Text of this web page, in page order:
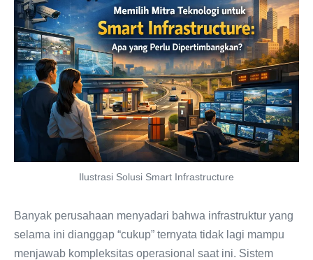
Ilustrasi Solusi Smart Infrastructure
Banyak perusahaan menyadari bahwa infrastruktur yang
selama ini dianggap “cukup” ternyata tidak lagi mampu
menjawab kompleksitas operasional saat ini. Sistem